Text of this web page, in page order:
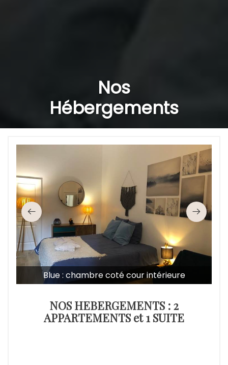
Nos
Hébergements
Blue : chambre coté cour intérieure
NOS HEBERGEMENTS : 2
APPARTEMENTS et 1 SUITE